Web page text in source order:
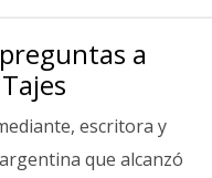
a
escritora y
que alcanzó